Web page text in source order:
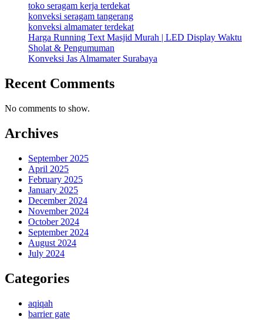
toko seragam kerja terdekat
konveksi seragam tangerang
konveksi almamater terdekat
Harga Running Text Masjid Murah | LED Display Waktu
Sholat & Pengumuman
Konveksi Jas Almamater Surabaya
Recent Comments
No comments to show.
Archives
September 2025
April 2025
February 2025
January 2025
December 2024
November 2024
October 2024
September 2024
August 2024
July 2024
Categories
aqiqah
barrier gate